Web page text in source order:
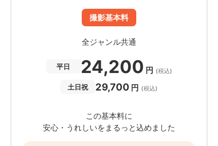
撮影基本料
全ジャンル共通
平日 24,200 円 (税込)
土日祝 29,700 円 (税込)
この基本料に
安心・うれしいをまるっと込めました